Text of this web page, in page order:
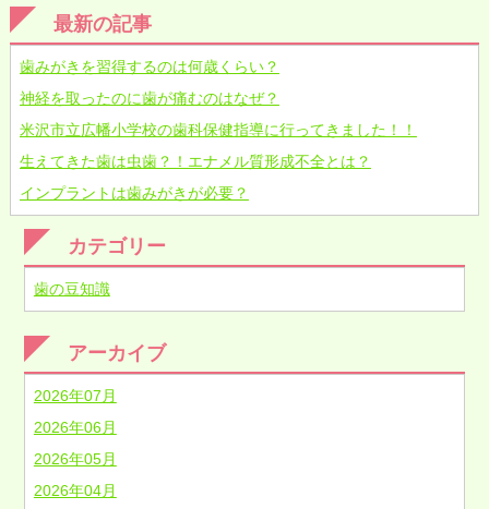
最新の記事
歯みがきを習得するのは何歳くらい？
神経を取ったのに歯が痛むのはなぜ？
米沢市立広幡小学校の歯科保健指導に行ってきました！！
生えてきた歯は虫歯？！エナメル質形成不全とは？
インプラントは歯みがきが必要？
カテゴリー
歯の豆知識
アーカイブ
2026年07月
2026年06月
2026年05月
2026年04月